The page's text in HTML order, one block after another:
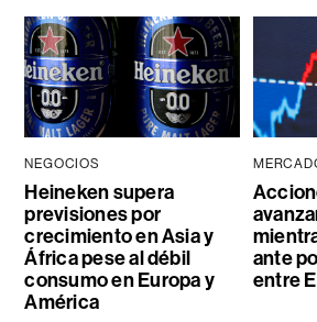
NEGOCIOS
Heineken supera
previsiones por
crecimiento en Asia y
África pese al débil
consumo en Europa y
América
ante
entre